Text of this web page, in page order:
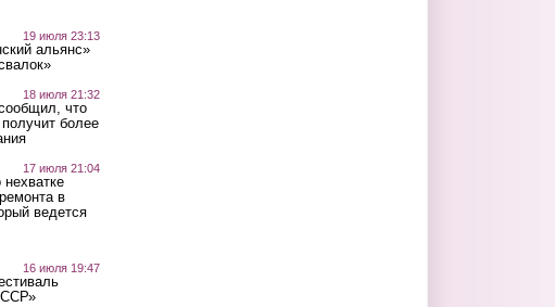
19 июля 23:13
альянс»
18 июля 21:32
что
более
17 июля 21:04
в
ведется
16 июля 19:47